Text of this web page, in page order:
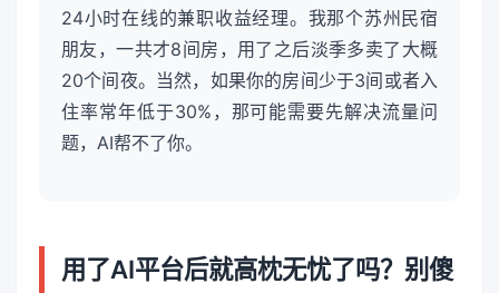
24小时在线的兼职收益经理。我那个苏州民宿
朋友，一共才8间房，用了之后淡季多卖了大概
20个间夜。当然，如果你的房间少于3间或者入
住率常年低于30%，那可能需要先解决流量问
题，AI帮不了你。
用了AI平台后就高枕无忧了吗？别傻